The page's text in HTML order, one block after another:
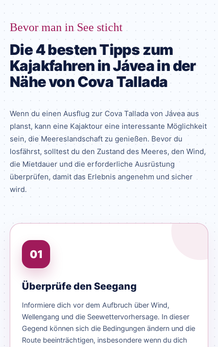
Bevor man in See sticht
Die 4 besten Tipps zum
Kajakfahren in Jávea in der
Nähe von Cova Tallada
Wenn du einen Ausflug zur Cova Tallada von Jávea aus
planst, kann eine Kajaktour eine interessante Möglichkeit
sein, die Meereslandschaft zu genießen. Bevor du
losfährst, solltest du den Zustand des Meeres, den Wind,
die Mietdauer und die erforderliche Ausrüstung
überprüfen, damit das Erlebnis angenehm und sicher
wird.
01
Überprüfe den Seegang
Informiere dich vor dem Aufbruch über Wind,
Wellengang und die Seewettervorhersage. In dieser
Gegend können sich die Bedingungen ändern und die
Route beeinträchtigen, insbesondere wenn du dich